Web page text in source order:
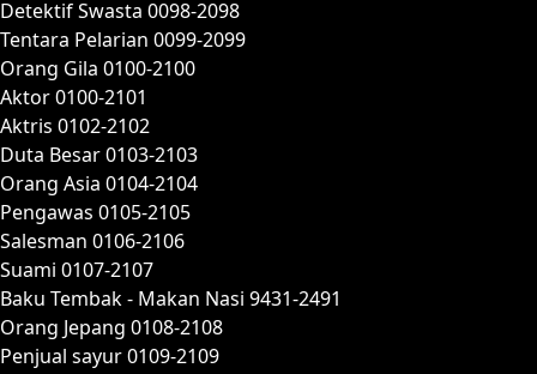
Detektif Swasta 0098-2098
Tentara Pelarian 0099-2099
Orang Gila 0100-2100
Aktor 0100-2101
Aktris 0102-2102
Duta Besar 0103-2103
Orang Asia 0104-2104
Pengawas 0105-2105
Salesman 0106-2106
Suami 0107-2107
Baku Tembak - Makan Nasi 9431-2491
Orang Jepang 0108-2108
Penjual sayur 0109-2109